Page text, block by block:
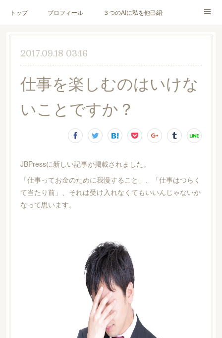
トップ プロフィール ３つのAIに私を他己紹介してもらった
お客様の声 メニュー＆料金 ブログ
2017.09.18 03:16
仕事を楽しむのはいけな
いことですか？
JBPressに新しい記事が掲載されました。
「仕事ってお金のために我慢すること」、「仕事はつらく
て当たり前」、それは受け入れなくてもいいんじゃないか
なって思います。